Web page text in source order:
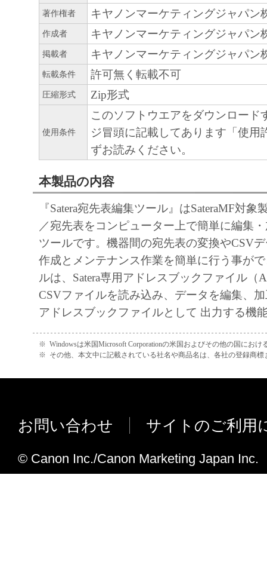
著作権者 キヤノンマーケティングジャパン
作成者 キヤノンマーケティングジャパン
掲載者 キヤノンマーケティングジャパン
転載条件 許可無く転載不可
圧縮形式 Zip形式
使用条件
このソフトウエアをダウンロード
ジ冒頭に記載してあります「使用
ずお読みください。
本製品の内容
『Satera宛先表編集ツール』はSateraMF対象
／宛先表をコンピューター上で簡単に編集
ツールです。機器間の宛先表の変換やCSV
作成とメンテナンス作業を簡単に行う事が
ルは、Satera専用アドレスブックファイル（
CSVファイルを読み込み、データを編集、加
アドレスブックファイルとして 出力する機
※ Windowsは米国Microsoft Corporationの米国およびその他の国におけ
※ その他、本文中に記載されている社名や商品名は、各社の登録商標
お問い合わせ サイトのご利用
© Canon Inc./Canon Marketing Japan Inc.